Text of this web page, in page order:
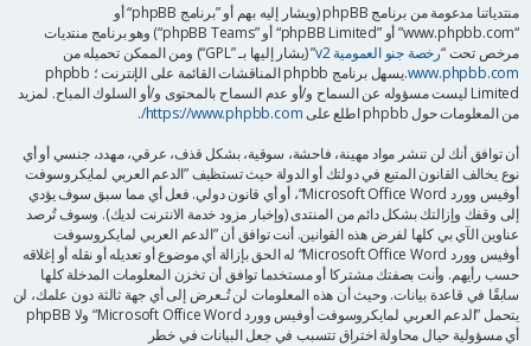
منتدياتنا مدعومة من برنامج phpBB (ويشار إليه بهم أو ”برنامج phpBB“ أو
“www.phpbb.com” أو ”phpBB Limited“ أو ”phpBB Teams“) وهو برنامج منتديات
مرخص تحت “رخصة جنو العمومية v2
” (يشار إليها بـ ”GPL“) ومن الممكن تحميله من
www.phpbb.com
.يسهل برنامج phpbb المناقشات القائمة على الإنترنت ؛ phpbb
Limited ليست مسؤوله عن السماح و/أو عدم السماح بالمحتوى و/أو السلوك المباح. لمزيد
من المعلومات حول phpbb اطلع على
https://www.phpbb.com/
.
أن توافق أنك لن تنشر مواد مهينة، فاحشة، سوقية، بشكل قذف، عرقي، مهدد، جنسي أو أي
نوع يخالف القانون المتبع في دولتك أو الدولة حيث تستظيف ”الدعم العربي لمايكروسوفت
أوفيس وورد Microsoft Office Word“، أو أي قانون دولي. فعل أي مما سبق سوف يؤدي
إلى وقفك وإزالتك بشكل دائم من المنتدى (وإخبار مزود خدمة الانترنت لديك). وسوف تُرصد
عناوين الآي بي كلها لفرض هذه القوانين. أنت توافق أن ”الدعم العربي لمايكروسوفت
أوفيس وورد Microsoft Office Word“ له الحق بإزالة أي موضوع أو تعديله أو نقله أو إغلاقه
حسب رأيهم. وأنت بصفتك مشتركا أو مستخدما توافق أن تخزن المعلومات المدخلة كلها
سابقًا في قاعدة بيانات. وحيث أن هذه المعلومات لن تُـعرض إلى أي جهة ثالثة دون علمك، لن
يتحمل ”الدعم العربي لمايكروسوفت أوفيس وورد Microsoft Office Word“ ولا phpBB
أي مسؤولية حيال محاولة اختراق تتسبب في جعل البيانات في خطر